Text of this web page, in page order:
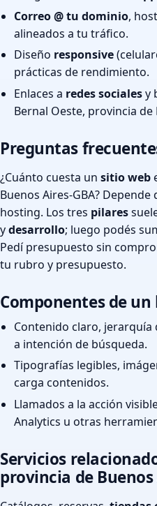
Correo @ tu dominio,
alineados a tu tráfico.
Diseño responsive
prácticas de rendimiento.
Enlaces a redes socialesy
Bernal Oeste, provincia de
Preguntas
¿Cuánto cuesta un sitio web
Buenos Aires-GBA?
hosting. Los tres pilares
ydesarrollo; luego podés
Pedí presupuesto sin
tu rubro y presupuesto.
Componentes de
Contenido claro,
a intención de búsqueda.
Tipografías legibles,
carga contenidos.
Llamados a la acción
Analytics u otras
Servicios
provincia de Buenos